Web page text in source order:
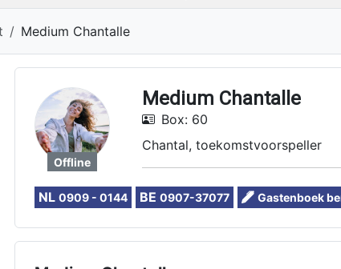
Medium Chantalle
Offline
Medium Chantalle
Box: 60
Chantal, toekomstvoorspeller
NL 0909 - 0144 BE 0907-37077 Gastenboek